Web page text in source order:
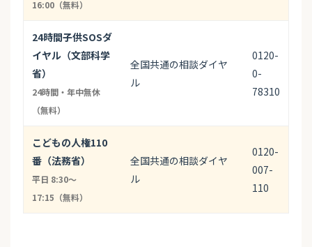
16:00（無料）
24時間子供SOSダ
イヤル（文部科学
省）
24時間・年中無休
（無料）
全国共通の相談ダイヤ
ル
0120-
0-
78310
こどもの人権110
番（法務省）
平日 8:30〜
17:15（無料）
全国共通の相談ダイヤ
ル
0120-
007-
110